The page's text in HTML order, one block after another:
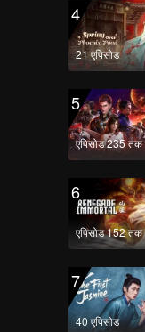
4
21 एपिसोड
5
एपिसोड 235 तक
6
एपिसोड 152 तक
7
40 एपिसोड